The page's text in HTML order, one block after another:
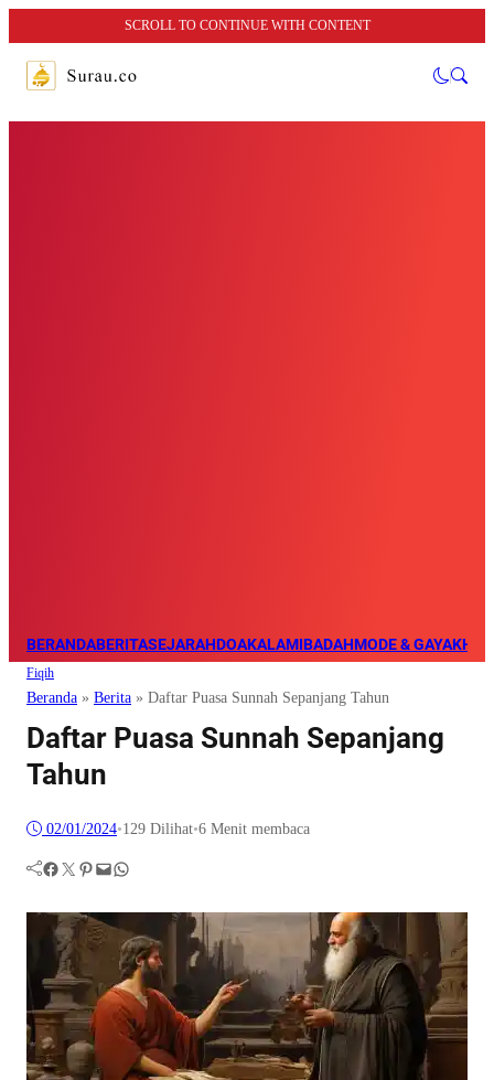
SCROLL TO CONTINUE WITH CONTENT
BERANDABERITASEJARAHDOAKALAMIBADAHMODE & GAYA
Fiqih
Beranda » Berita » Daftar Puasa Sunnah Sepanjang Tahun
Daftar Puasa Sunnah Sepanjang
Tahun
02/01/2024•129 Dilihat•6 Menit membaca
Facebook Twitter Pinterest Mail WhatsApp